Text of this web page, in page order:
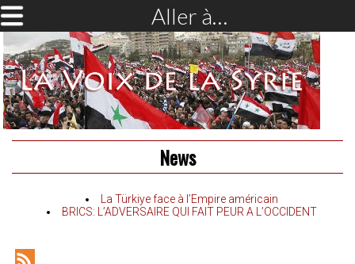
Aller à…
News
La Türkiye face à l’Empire américain
BRICS: L’ADVERSAIRE QUI FAIT PEUR A L’OCCIDENT